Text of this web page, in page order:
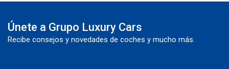
Únete a Grupo Luxury Cars
Recibe consejos y novedades de coches y mucho más.